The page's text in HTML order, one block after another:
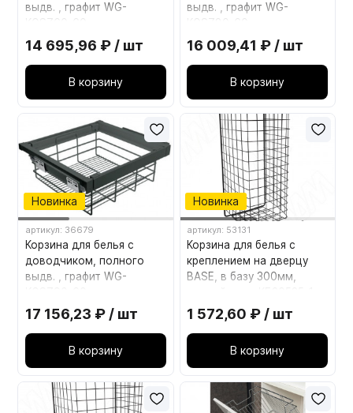
выдв. , графит WG-
14 695,96 ₽ / шт
В корзину
выдв. , графит WG-
16 009,41 ₽ / шт
В корзину
Новинка
артикул: 36679
Корзина для белья с
доводчиком, полного
выдв. , графит WG-
17 156,23 ₽ / шт
В корзину
Новинка
артикул: 53131
Корзина для белья с
креплением на дверцу
BASE, в базу 300мм,
1 572,60 ₽ / шт
В корзину